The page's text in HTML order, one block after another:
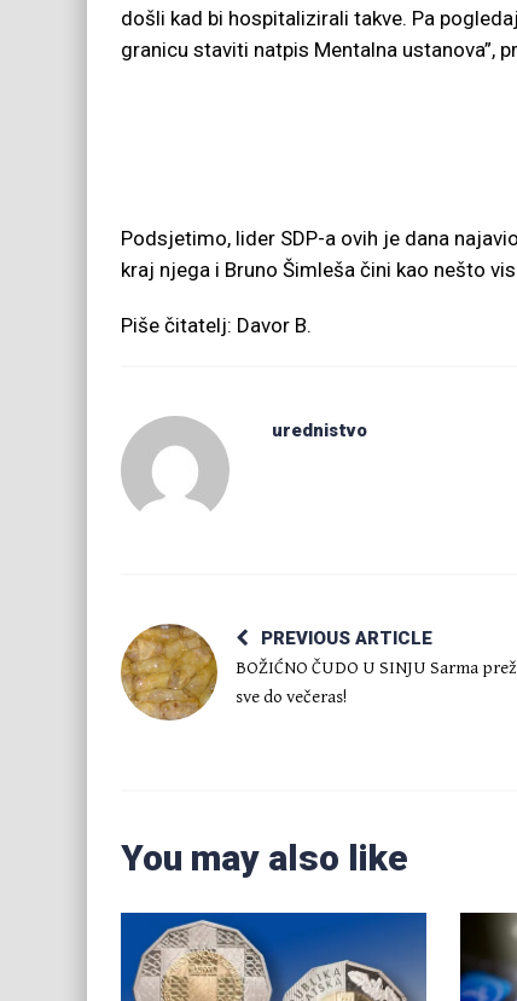
došli kad bi hospitalizirali takve. Pa
granicu staviti natpis Mentalna ustanova”,
Podsjetimo, lider SDP-a ovih je dana
kraj njega i Bruno Šimleša čini kao nešto
Piše čitatelj: Davor B.
urednistvo
PREVIOUS ARTICLE
BOŽIĆNO ČUDO U SINJU Sarma
sve do večeras!
You may also like